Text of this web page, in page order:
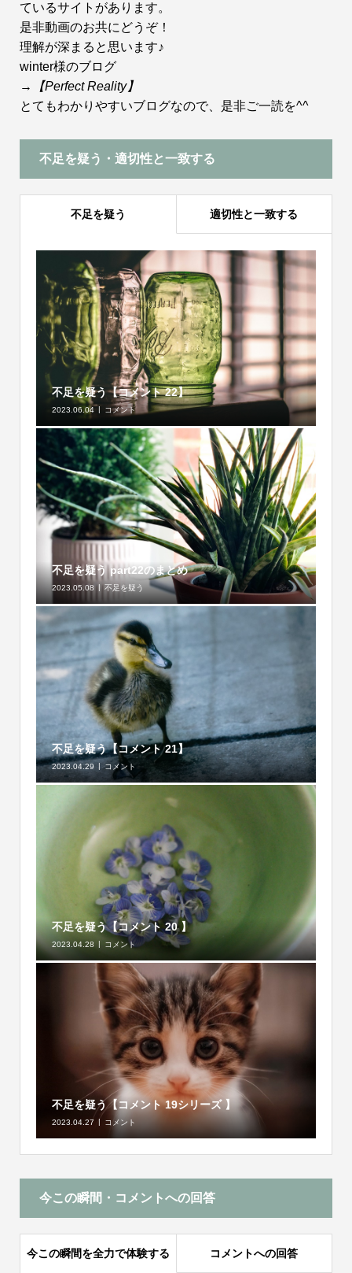
ているサイトがあります。
是非動画のお共にどうぞ！
理解が深まると思います♪
winter様のブログ
→
【Perfect Reality】
とてもわかりやすいブログなので、是非ご一読を^^
不足を疑う・適切性と一致する
不足を疑う 適切性と一致する
不足を疑う【コメント 22】
2023.06.04 コメント
不足を疑う part22のまとめ
2023.05.08 不足を疑う
不足を疑う【コメント 21】
2023.04.29 コメント
不足を疑う【コメント 20 】
2023.04.28 コメント
不足を疑う【コメント 19シリーズ 】
2023.04.27 コメント
今この瞬間・コメントへの回答
今この瞬間を全力で体験する コメントへの回答